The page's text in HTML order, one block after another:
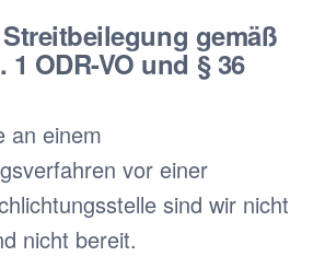
gemäß
1 ODR-VO und § 36
an einem
vor einer
sind wir nicht
nicht bereit.